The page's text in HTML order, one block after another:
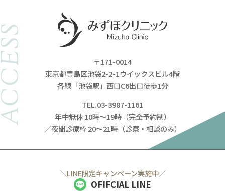
〒171-0014
東京都豊島区池袋2-2-1ウイックスビル4階
各線「池袋駅」西口C6出口徒歩1分
TEL.03-3987-1161
年中無休 10時～19時（完全予約制）
／夜間診療枠 20～21時（診察・相談のみ）
＼LINE限定キャンペーン実施中／
OFIFCIAL LINE